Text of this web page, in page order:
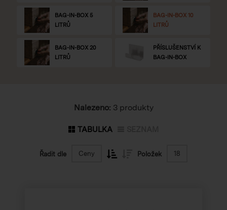
BAG-IN-BOX 5
LITRŮ
BAG-IN-BOX 10
LITRŮ
BAG-IN-BOX 20
LITRŮ
PŘÍSLUŠENSTVÍ K
BAG-IN-BOX
Nalezeno: 3 produkty
TABULKA
Řadit dle Ceny Položek 18